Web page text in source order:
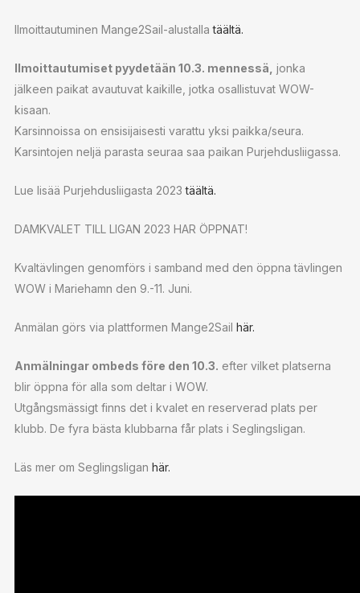
Ilmoittautuminen Mange2Sail-alustallatäältä.
Ilmoittautumiset pyydetään 10.3. mennessä, jonka
jälkeen paikat avautuvat kaikille, jotka osallistuvat WOW-
kisaan.
Karsinnoissa on ensisijaisesti varattu yksi paikka/seura.
Karsintojen neljä parasta seuraa saa paikan Purjehdusliigassa.
Lue lisää Purjehdusliigasta 2023täältä.
DAMKVALET TILL LIGAN 2023 HAR ÖPPNAT!
Kvaltävlingen genomförs i samband med den öppna tävlingen
WOW i Mariehamn den 9.-11. Juni.
Anmälan görs via plattformen Mange2Sail här.
Anmälningar ombeds före den 10.3. efter vilket platserna
blir öppna för alla som deltar i WOW.
Utgångsmässigt finns det i kvalet en reserverad plats per
klubb. De fyra bästa klubbarna får plats i Seglingsligan.
Läs mer om Seglingsligan här.